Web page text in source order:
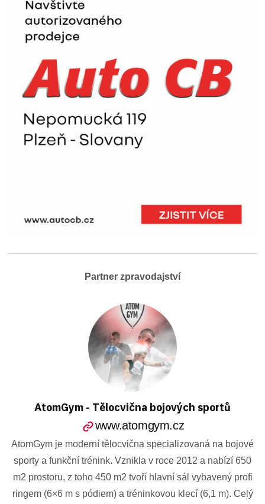
Partner zpravodajství
AtomGym - Tělocvična bojových sportů
www.atomgym.cz
AtomGym je moderní tělocvična specializovaná na bojové
sporty a funkční trénink. Vznikla v roce 2012 a nabízí 650
m2 prostoru, z toho 450 m2 tvoří hlavní sál vybavený profi
ringem (6×6 m s pódiem) a tréninkovou klecí (6,1 m). Celý